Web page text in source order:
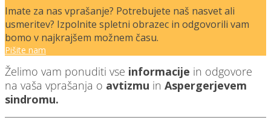
Imate za nas vprašanje? Potrebujete naš nasvet ali
usmeritev? Izpolnite spletni obrazec in odgovorili vam
bomo v najkrajšem možnem času.
Pišite nam
Želimo vam ponuditi vse informacije in odgovore
na vaša vprašanja o avtizmu in Aspergerjevem
sindromu.